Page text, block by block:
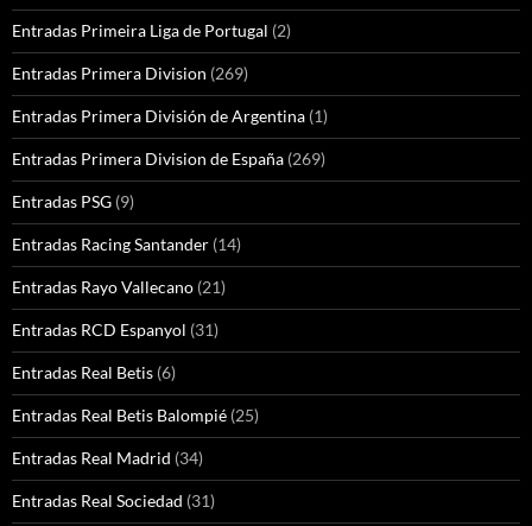
Entradas Primeira Liga de Portugal (2)
Entradas Primera Division (269)
Entradas Primera División de Argentina (1)
Entradas Primera Division de España (269)
Entradas PSG (9)
Entradas Racing Santander (14)
Entradas Rayo Vallecano (21)
Entradas RCD Espanyol (31)
Entradas Real Betis (6)
Entradas Real Betis Balompié (25)
Entradas Real Madrid (34)
Entradas Real Sociedad (31)